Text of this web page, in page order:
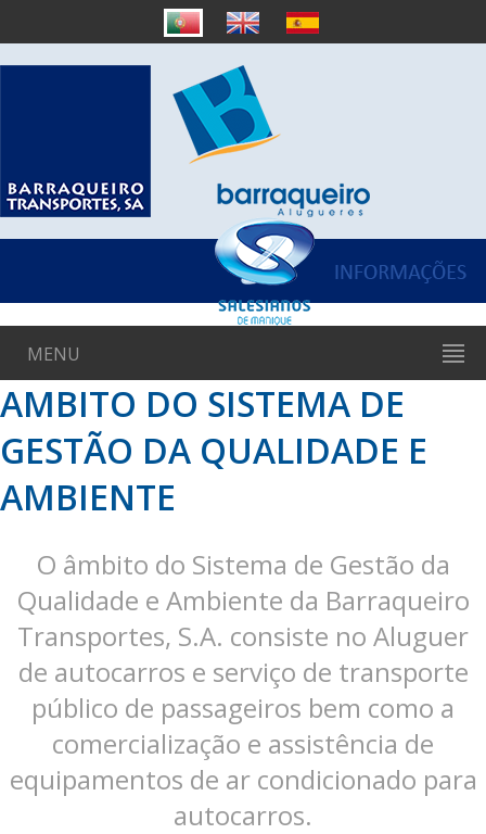
MENU
AMBITO DO SISTEMA DE
GESTÃO DA QUALIDADE E
AMBIENTE
O âmbito do Sistema de Gestão da
Qualidade e Ambiente da Barraqueiro
Transportes, S.A. consiste no Aluguer
de autocarros e serviço de transporte
público de passageiros bem como a
comercialização e assistência de
equipamentos de ar condicionado para
autocarros.